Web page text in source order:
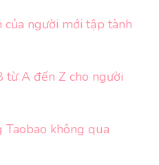
người mới tập tành
A đến Z cho người
không qua